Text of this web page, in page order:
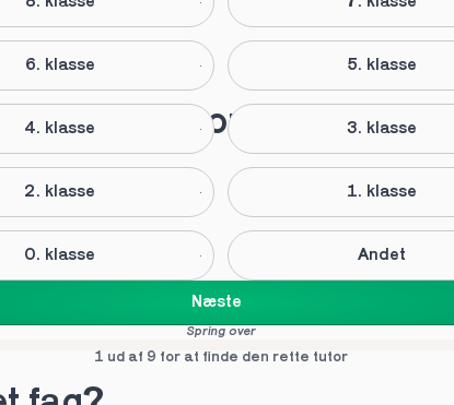
6. klasse 5. klasse
4. klasse 3. klasse
2. klasse 1. klasse
0. klasse Andet
Næste
Spring over
1 ud af 9 for at finde den rette tutor
anbefaler vores